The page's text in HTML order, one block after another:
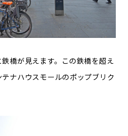
橋が見えます。この鉄橋を超え
ナハウスモールのポップブリク